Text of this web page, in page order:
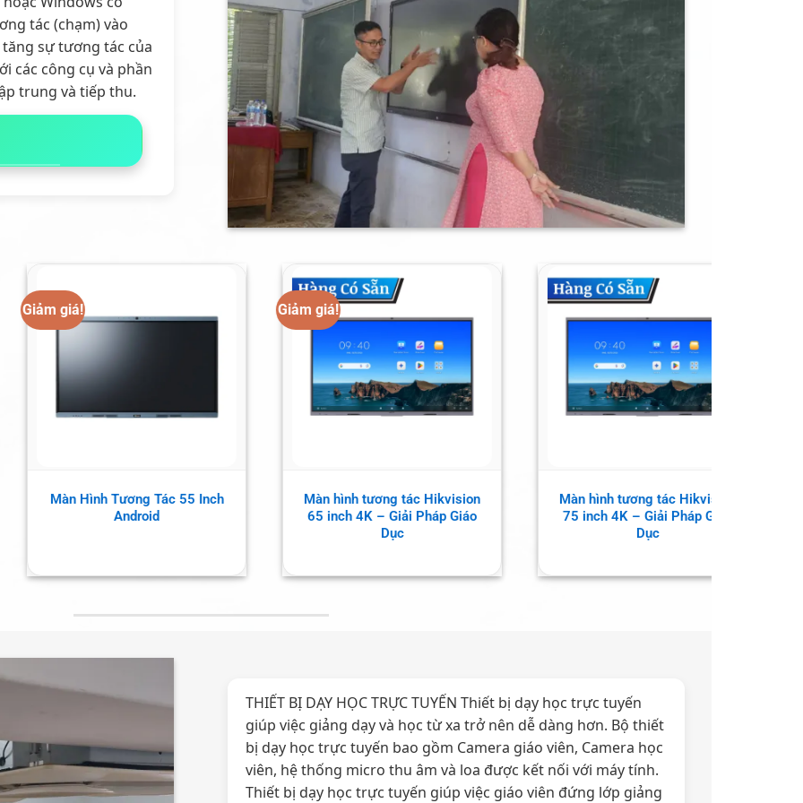
tác (chạm) vào
sự tương tác của
các công cụ và phần
trung và tiếp thu.
hình tương tác Hikvision
75 inch 4K – Giải Pháp Giáo
Màn Hình Tương Tác
Hikvision Ultra Series – Giải
Pháp Hiển Thị & Cộng Tác
MAXHUB EG75DP – Màn hình
tương tác 75 inch
THIẾT BỊ DẠY HỌC TRỰC TUYẾN Thiết bị dạy học trực tuyến
giúp việc giảng dạy và học từ xa trở nên dễ dàng hơn. Bộ thiết
bị dạy học trực tuyến bao gồm Camera giáo viên, Camera học
viên, hệ thống micro thu âm và loa được kết nối với máy tính.
Thiết bị dạy học trực tuyến giúp việc giáo viên đứng lớp giảng